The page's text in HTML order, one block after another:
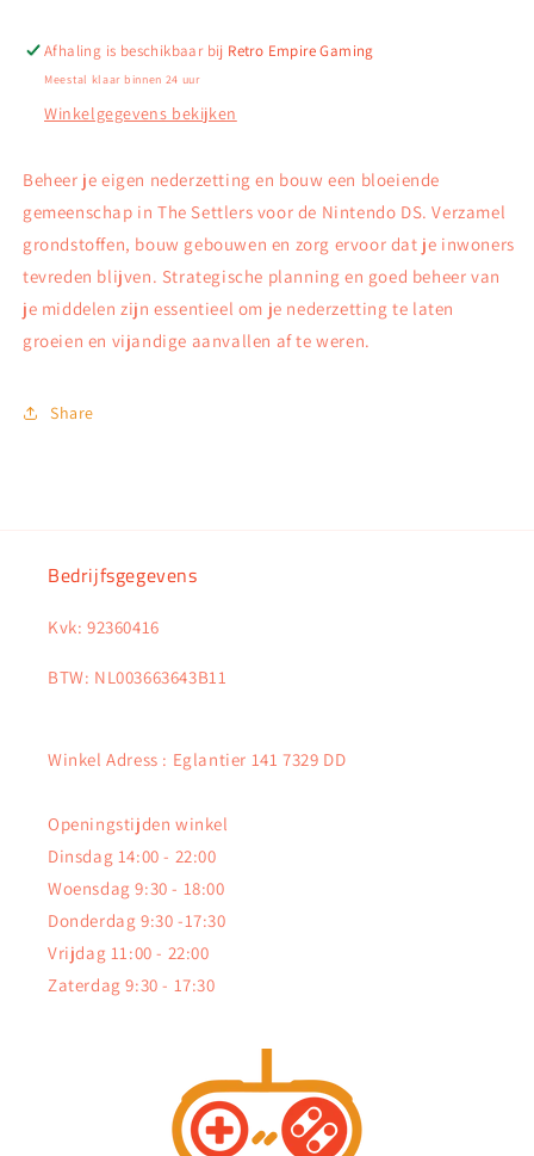
Afhaling is beschikbaar bij Retro Empire Gaming
Meestal klaar binnen 24 uur
Winkelgegevens bekijken
Beheer je eigen nederzetting en bouw een bloeiende
gemeenschap in The Settlers voor de Nintendo DS. Verzamel
grondstoffen, bouw gebouwen en zorg ervoor dat je inwoners
tevreden blijven. Strategische planning en goed beheer van
je middelen zijn essentieel om je nederzetting te laten
groeien en vijandige aanvallen af te weren.
Share
Bedrijfsgegevens
Kvk: 92360416
BTW: NL003663643B11
Winkel Adress : Eglantier 141 7329 DD
Openingstijden winkel
Dinsdag 14:00 - 22:00
Woensdag 9:30 - 18:00
Donderdag 9:30 -17:30
Vrijdag 11:00 - 22:00
Zaterdag 9:30 - 17:30